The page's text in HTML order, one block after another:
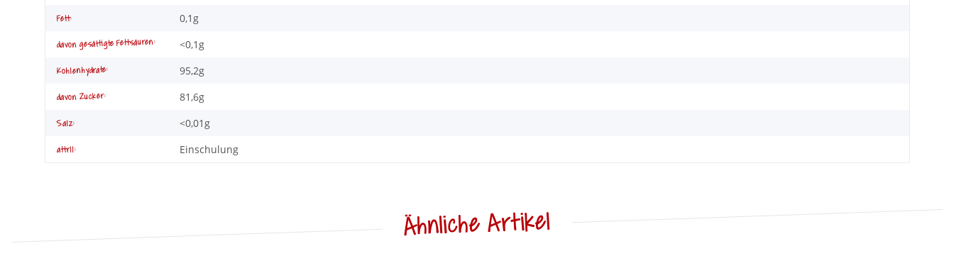
Fett: 0,1g
davon gesättigte Fettsäuren: <0,1g
Kohlenhydrate: 95,2g
davon Zucker: 81,6g
Salz: <0,01g
attr11: Einschulung
Ähnliche Artikel